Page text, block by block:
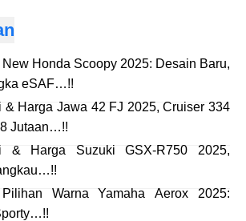
New Honda Scoopy 2025: Desain Baru,
eSAF…!!
& Harga Jawa 42 FJ 2025, Cruiser 334
Jutaan…!!
& Harga Suzuki GSX-R750 2025,
Warna Yamaha Aerox 2025: